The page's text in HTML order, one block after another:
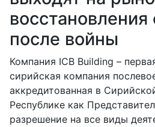
после войны
Компания ICB Building –
сирийская компания
аккредитованная в
Республике как
разрешение на все виды